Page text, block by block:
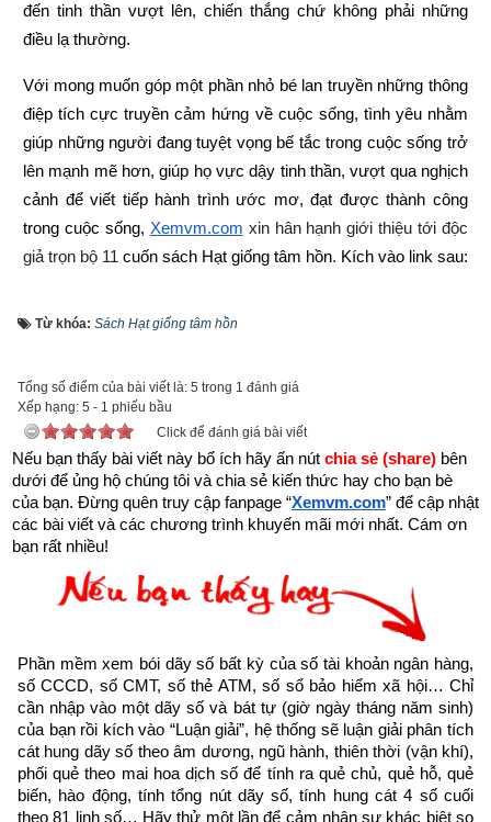
đến tinh thần vượt lên, chiến thắng chứ không phải những
điều lạ thường.
Với mong muốn góp một phần nhỏ bé lan truyền những thông
điệp tích cực truyền cảm hứng về cuộc sống, tình yêu nhằm
giúp những người đang tuyệt vọng bế tắc trong cuộc sống trở
lên mạnh mẽ hơn, giúp họ vực dậy tinh thần, vượt qua nghịch
cảnh để viết tiếp hành trình ước mơ, đạt được thành công
trong cuộc sống, Xemvm.com xin hân hạnh giới thiệu tới độc
giả trọn bộ 11 cuốn sách Hạt giống tâm hồn. Kích vào link sau:
tai-sach-hat-giong-tam-hon-pdf-10.html
để tải về Ebook Sách Hạt giống tâm hồn hoặc liên hệ Zalo:
0926.138.186 để nhận trực tiếp file pdf.
Sau đây là Câu chuyện về Buổi lễ tốt nghiệp của Maya được
trích từ Cuốn “Hạt giống tâm hồn tập 9” của nhà xuất bản tổng
hợp TP. Hồ Chí Minh
Tôi biết, thế giới này đầy rẫy những khó khăn và bất công,
nhưng tôi nghĩ sống lạc quan cũng quan trọng không kém việc
nhìn thẳng vào hiện thực khắc nghiệt.
- Oscar Hammerstein II
Ngày cuối năm học 1940, sự hào hứng lộ rõ trên từng gương
mặt những đứa trẻ da đen ở Stamps. Đây là thời điểm tốt
nghiệp của lớp đàn anh và các học sinh năm thứ 3 sẽ kế thừa
chỗ ngồi của các anh chị lớp trước. Chúng hùng dũng bước đi
khiến học sinh lớp dưới cũng cảm thấy căng thẳng. Nhưng,
Từ khóa: Sách Hạt giống tâm hồn
Tổng số điểm của bài viết là: 5 trong 1 đánh giá
Xếp hạng: 5 - 1 phiếu bầu
Click để đánh giá bài viết
Nếu bạn thấy bài viết này bổ ích hãy ấn nút chia sẻ (share) bên
dưới để ủng hộ chúng tôi và chia sẻ kiến thức hay cho bạn bè
của bạn. Đừng quên truy cập fanpage “Xemvm.com” để cập nhật
các bài viết và các chương trình khuyến mãi mới nhất. Cám ơn
bạn rất nhiều!
Phần mềm xem bói dãy số bất kỳ của số tài khoản ngân hàng,
số CCCD, số CMT, số thẻ ATM, số sổ bảo hiểm xã hội… Chỉ
cần nhập vào một dãy số và bát tự (giờ ngày tháng năm sinh)
của bạn rồi kích vào “Luận giải”, hệ thống sẽ luận giải phân tích
cát hung dãy số theo âm dương, ngũ hành, thiên thời (vận khí),
phối quẻ theo mai hoa dịch số để tính ra quẻ chủ, quẻ hỗ, quẻ
biến, hào động, tính tổng nút dãy số, tính hung cát 4 số cuối
theo 81 linh số… Hãy thử một lần để cảm nhận sự khác biệt so